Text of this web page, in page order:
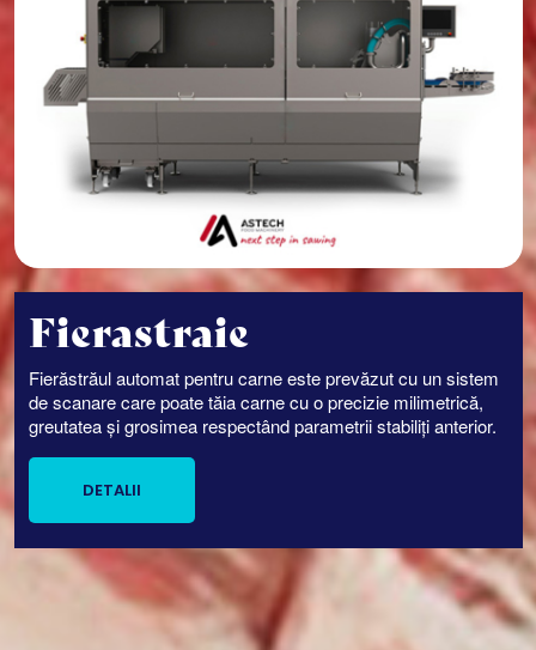
Fierastraie
Fierăstrăul automat pentru carne este prevăzut cu un sistem
de scanare care poate tăia carne cu o precizie milimetrică,
greutatea și grosimea respectând parametrii stabiliți anterior.
DETALII